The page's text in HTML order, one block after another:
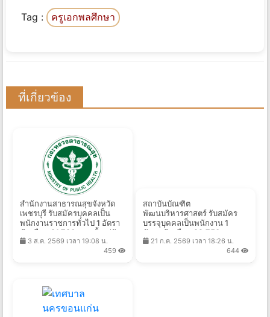
Tag : ครูเอกพลศึกษา
ที่เกี่ยวข้อง
สํานักงานสาธารณสุขจังหวัด
เพชรบุรี รับสมัครบุคคลเป็น
พนักงานราชการทั่วไป 1 อัตรา
เงินเดือน 21,780 บาท ตั้งแต่วัน
ที่ 10 - 17 ส.ค. 2569
3 ส.ค. 2569 เวลา 19:08 น.
459
สถาบันบัณฑิต
พัฒนบริหารศาสตร์ รับสมัคร
บรรจุบุคคลเป็นพนักงาน 1
อัตรา เงินเดือน 22,750 บาท
ตั้งแต่บัดนี้ - 7 ส.ค. 2569
21 ก.ค. 2569 เวลา 18:26 น.
644